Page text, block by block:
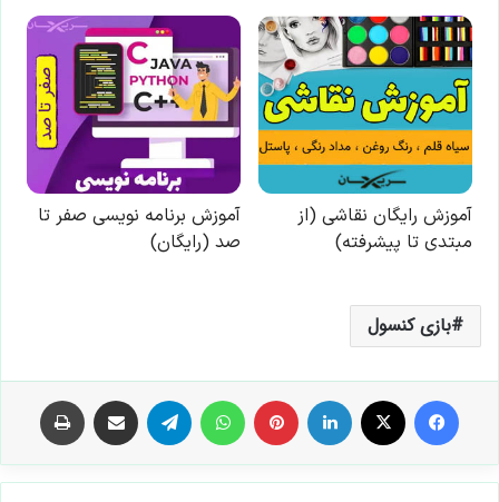
بازی کنسول
فیس بوک لینکدین ‫پین‌ترست تلگرام اشتراک گذاری از طریق ایمیل